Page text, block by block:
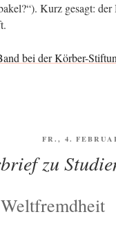
Kurz gesagt:
bei der Körber-
FR., 4.
zu